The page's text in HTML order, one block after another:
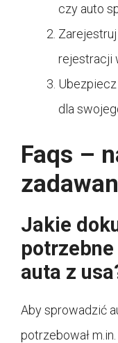
czy auto
rejestracji
dla
Faqs –
Jakie
auta z
Aby sprowadzić
potrzebował